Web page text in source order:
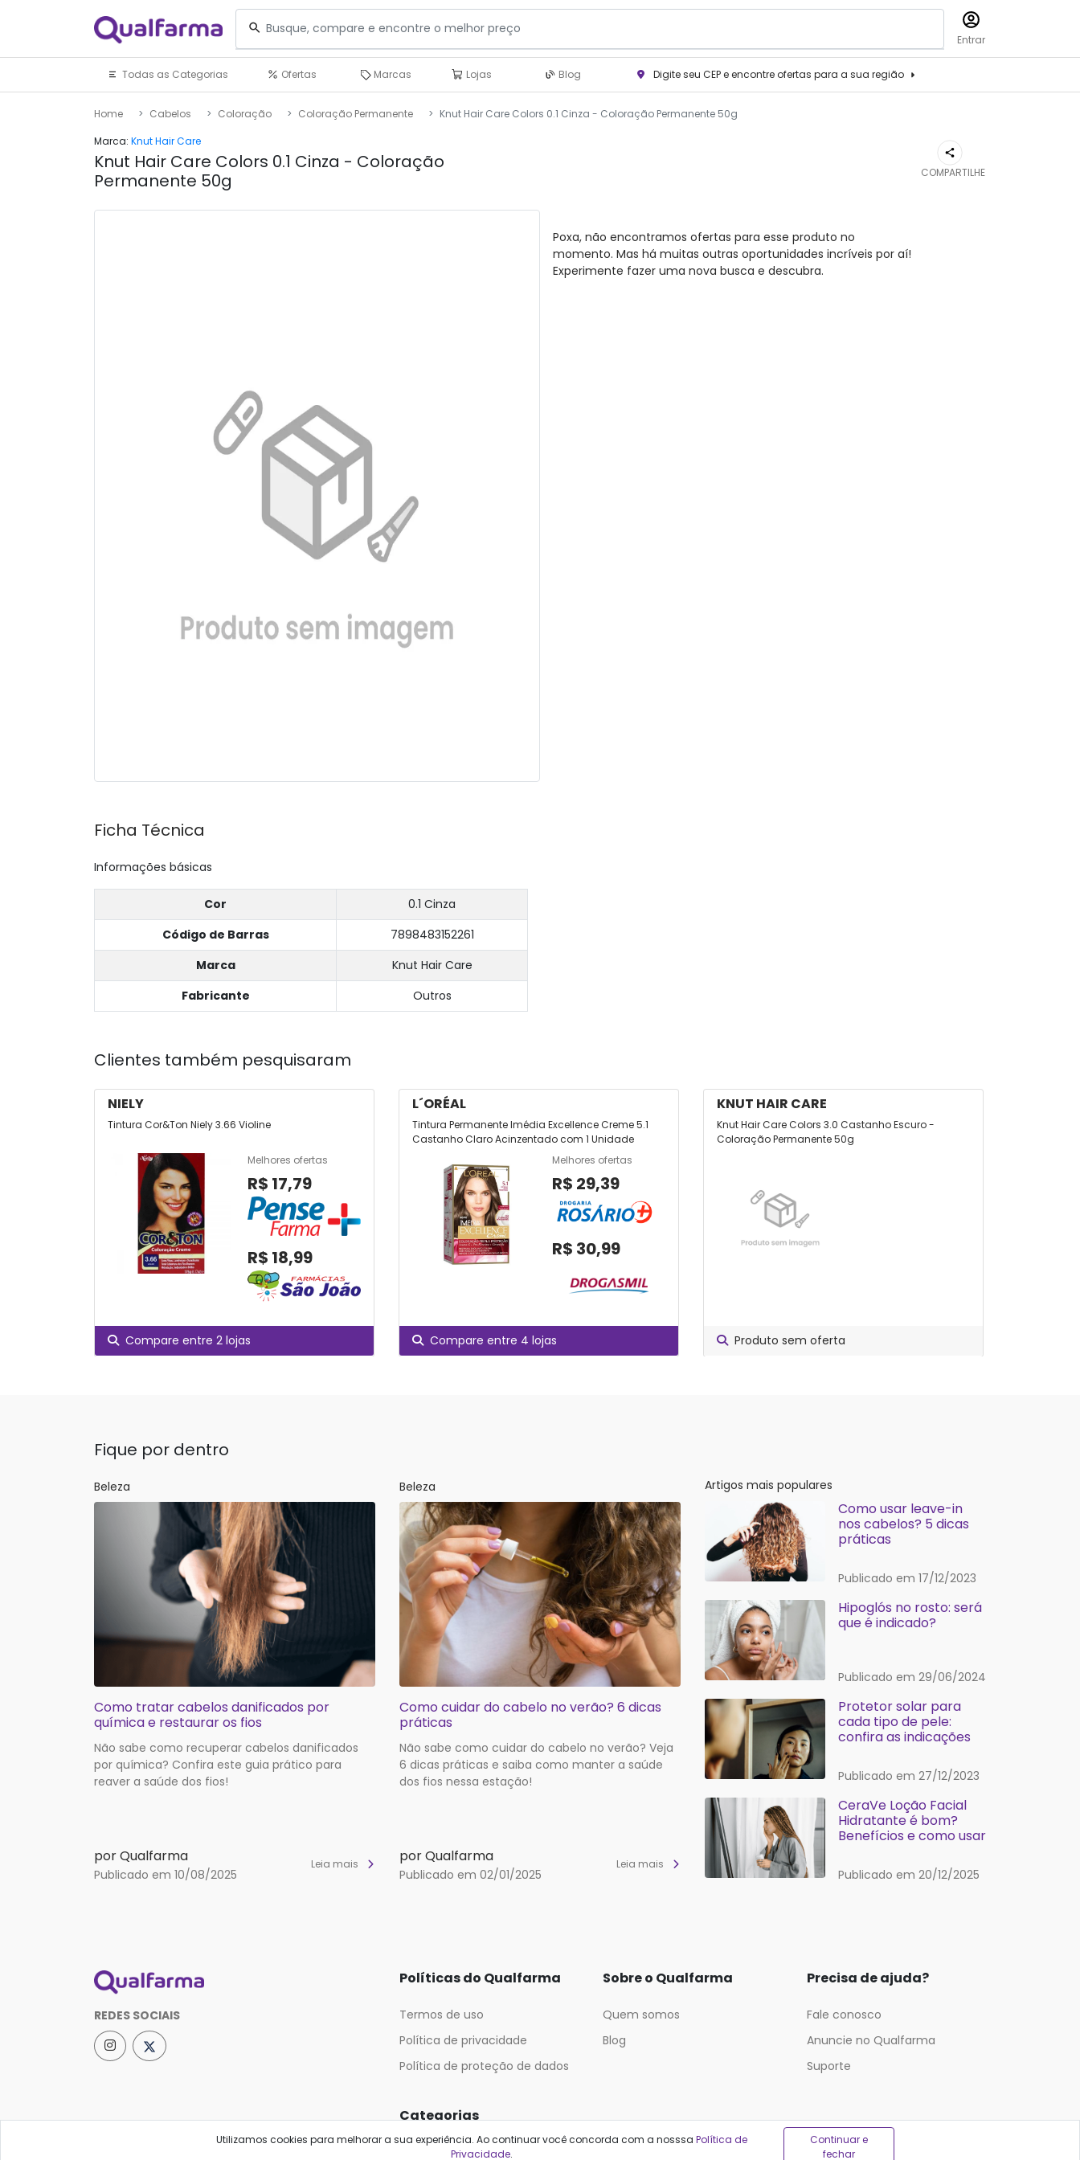
Entrar
Todas as Categorias Ofertas Marcas Lojas Blog Digite seu CEP e encontre ofertas para a sua região
Home Cabelos Coloração Coloração Permanente
Knut Hair Care Colors 0.1 Cinza - Coloração Permanente 50g
Marca: Knut Hair Care
Knut Hair Care Colors 0.1 Cinza - Coloração
Permanente 50g
COMPARTILHE
Poxa, não encontramos ofertas para esse produto no
momento. Mas há muitas outras oportunidades incríveis por aí!
Experimente fazer uma nova busca e descubra.
Ficha Técnica
Informações básicas
Cor
0.1 Cinza
Código de Barras
7898483152261
Marca
Knut Hair Care
Fabricante
Outros
Clientes também pesquisaram
NIELY
Tintura Cor&Ton Niely 3.66 Violine
Melhores ofertas
R$ 17,79
R$ 18,99
Compare entre 2 lojas
L´ORÉAL
Tintura Permanente Imédia Excellence Creme 5.1
Castanho Claro Acinzentado com 1 Unidade
Melhores ofertas
R$ 29,39
R$ 30,99
Compare entre 4 lojas
KNUT HAIR CARE
Knut Hair Care Colors 3.0 Castanho Escuro -
Coloração Permanente 50g
Produto sem oferta
Fique por dentro
Beleza
Como tratar cabelos danificados por
química e restaurar os fios
Não sabe como recuperar cabelos danificados
por química? Confira este guia prático para
reaver a saúde dos fios!
por Qualfarma
Publicado em 10/08/2025
Leia mais
Beleza
Como cuidar do cabelo no verão? 6 dicas
práticas
Não sabe como cuidar do cabelo no verão? Veja
6 dicas práticas e saiba como manter a saúde
dos fios nessa estação!
por Qualfarma
Publicado em 02/01/2025
Leia mais
Artigos mais populares
Como usar leave-in
nos cabelos? 5 dicas
práticas
Publicado em 17/12/2023
Hipoglós no rosto: será
que é indicado?
Publicado em 29/06/2024
Protetor solar para
cada tipo de pele:
confira as indicações
Publicado em 27/12/2023
CeraVe Loção Facial
Hidratante é bom?
Benefícios e como usar
Publicado em 20/12/2025
REDES SOCIAIS
Políticas do Qualfarma
Termos de uso
Política de privacidade
Política de proteção de dados
Sobre o Qualfarma
Quem somos
Blog
Precisa de ajuda?
Fale conosco
Anuncie no Qualfarma
Suporte
Categorias
Utilizamos cookies para melhorar a sua experiência. Ao continuar você concorda com a nosssa Política de
Privacidade.
Continuar e
fechar